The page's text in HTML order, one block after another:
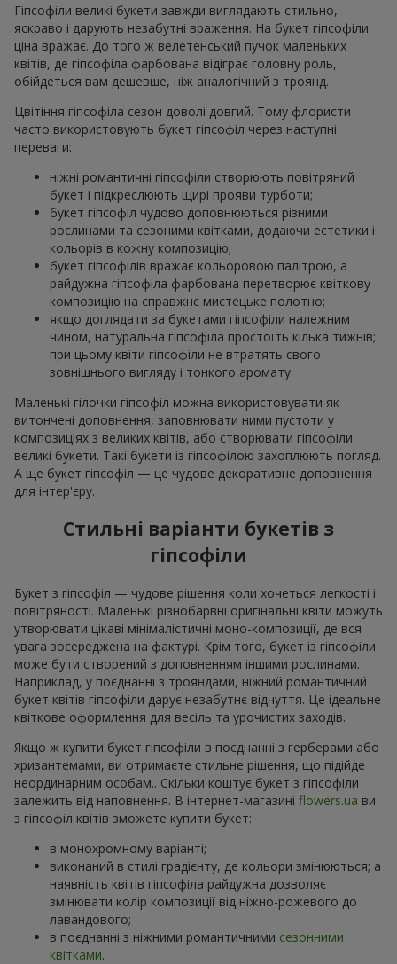
Гіпсофіли великі букети завжди виглядають стильно,
яскраво і дарують незабутні враження. На букет гіпсофіли
ціна вражає. До того ж велетенський пучок маленьких
квітів, де гіпсофіла фарбована відіграє головну роль,
обійдеться вам дешевше, ніж аналогічний з троянд.
Цвітіння гіпсофіла сезон доволі довгий. Тому флористи
часто використовують букет гіпсофіл через наступні
переваги:
ніжні романтичні гіпсофіли створюють повітряний
букет і підкреслюють щирі прояви турботи;
букет гіпсофіл чудово доповнюються різними
рослинами та сезоними квітками, додаючи естетики і
кольорів в кожну композицію;
букет гіпсофілів вражає кольоровою палітрою, а
райдужна гіпсофіла фарбована перетворює квіткову
композицію на справжнє мистецьке полотно;
якщо доглядати за букетами гіпсофіли належним
чином, натуральна гіпсофіла простоїть кілька тижнів;
при цьому квіти гіпсофіли не втратять свого
зовнішнього вигляду і тонкого аромату.
Маленькі гілочки гіпсофіл можна використовувати як
витончені доповнення, заповнювати ними пустоти у
композиціях з великих квітів, або створювати гіпсофіли
великі букети. Такі букети із гіпсофілою захоплюють погляд.
А ще букет гіпсофіл — це чудове декоративне доповнення
для інтер'єру.
Стильні варіанти букетів з
гіпсофіли
Букет з гіпсофіл — чудове рішення коли хочеться легкості і
повітряності. Маленькі різнобарвні оригінальні квіти можуть
утворювати цікаві мінімалістичні моно-композиції, де вся
увага зосереджена на фактурі. Крім того, букет із гіпсофіли
може бути створений з доповненням іншими рослинами.
Наприклад, у поєднанні з трояндами, ніжний романтичний
букет квітів гіпсофіли дарує незабутнє відчуття. Це ідеальне
квіткове оформлення для весіль та урочистих заходів.
Якщо ж купити букет гіпсофіли в поєднанні з герберами або
хризантемами, ви отримаєте стильне рішення, що підійде
неординарним особам.. Скільки коштує букет з гіпсофіли
залежить від наповнення. В інтернет-магазині flowers.ua ви
з гіпсофіл квітів зможете купити букет:
в монохромному варіанті;
виконаний в стилі градієнту, де кольори змінюються; а
наявність квітів гіпсофіла райдужна дозволяє
змінювати колір композиції від ніжно-рожевого до
лавандового;
в поєднанні з ніжними романтичними сезонними
квітками.